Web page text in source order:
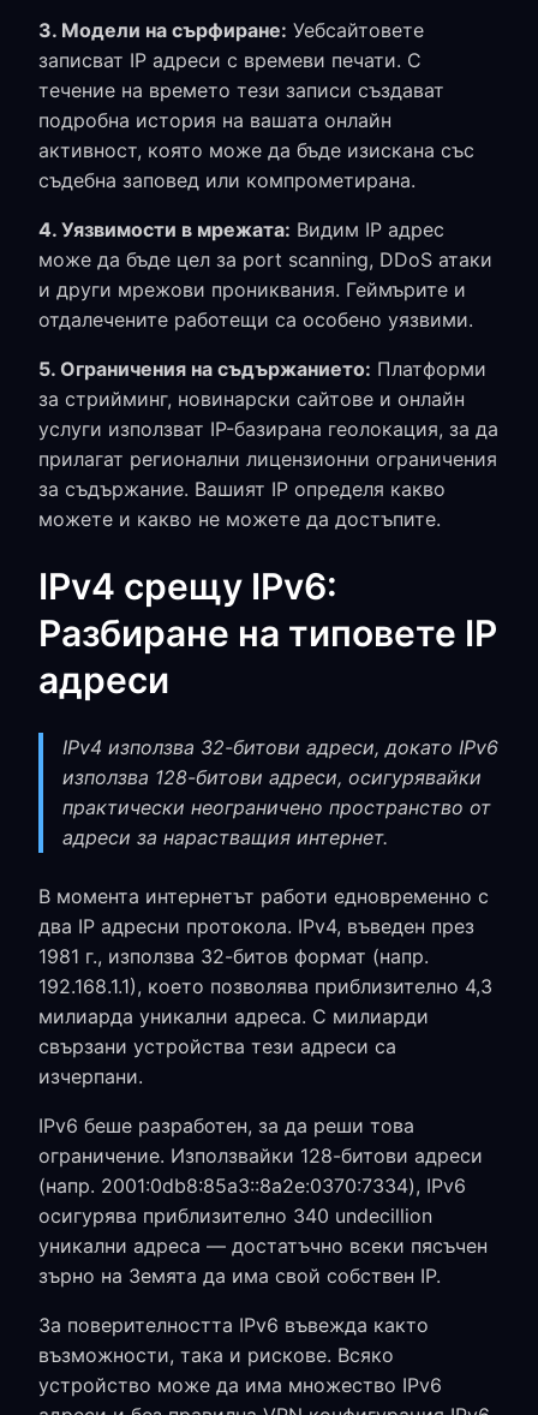
3. Модели на сърфиране: Уебсайтовете
записват IP адреси с времеви печати. С
течение на времето тези записи създават
подробна история на вашата онлайн
активност, която може да бъде изискана със
съдебна заповед или компрометирана.
4. Уязвимости в мрежата: Видим IP адрес
може да бъде цел за port scanning, DDoS атаки
и други мрежови прониквания. Геймърите и
отдалечените работещи са особено уязвими.
5. Ограничения на съдържанието: Платформи
за стрийминг, новинарски сайтове и онлайн
услуги използват IP-базирана геолокация, за да
прилагат регионални лицензионни ограничения
за съдържание. Вашият IP определя какво
можете и какво не можете да достъпите.
IPv4 срещу IPv6:
Разбиране на типовете IP
адреси
IPv4 използва 32-битови адреси, докато IPv6
използва 128-битови адреси, осигурявайки
практически неограничено пространство от
адреси за нарастващия интернет.
В момента интернетът работи едновременно с
два IP адресни протокола. IPv4, въведен през
1981 г., използва 32-битов формат (напр.
192.168.1.1), което позволява приблизително 4,3
милиарда уникални адреса. С милиарди
свързани устройства тези адреси са
изчерпани.
IPv6 беше разработен, за да реши това
ограничение. Използвайки 128-битови адреси
(напр. 2001:0db8:85a3::8a2e:0370:7334), IPv6
осигурява приблизително 340 undecillion
уникални адреса — достатъчно всеки пясъчен
зърно на Земята да има свой собствен IP.
За поверителността IPv6 въвежда както
възможности, така и рискове. Всяко
устройство може да има множество IPv6